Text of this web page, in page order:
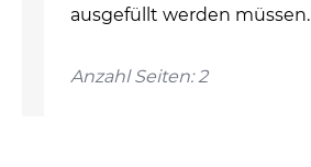
ausgefüllt werden müssen.
Anzahl Seiten: 2